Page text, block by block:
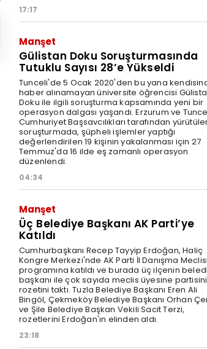
17:17
Manşet
Gülistan Doku Soruşturmasında
Tutuklu Sayısı 28’e Yükseldi
Tunceli'de 5 Ocak 2020'den bu yana
haber alınamayan üniversite öğrencisi
Doku ile ilgili soruşturma kapsamında yeni bir
operasyon dalgası yaşandı. Erzurum ve
Cumhuriyet Başsavcılıkları tarafından
soruşturmada, şüpheli işlemler yaptığı
değerlendirilen 19 kişinin yakalanması için 27
Temmuz'da 16 ilde eş zamanlı operasyon
düzenlendi.
04:34
Manşet
Üç Belediye Başkanı AK Parti’ye
Katıldı
Cumhurbaşkanı Recep Tayyip Erdoğan, Haliç
Kongre Merkezi'nde AK Parti İl Danışma Meclisi
programına katıldı ve burada üç ilçenin
başkanı ile çok sayıda meclis üyesine
rozetini taktı. Tuzla Belediye Başkanı Eren Ali
Bingöl, Çekmeköy Belediye Başkanı Orhan
ve Şile Belediye Başkan Vekili Sacit Terzi,
rozetlerini Erdoğan'ın elinden aldı.
23:18